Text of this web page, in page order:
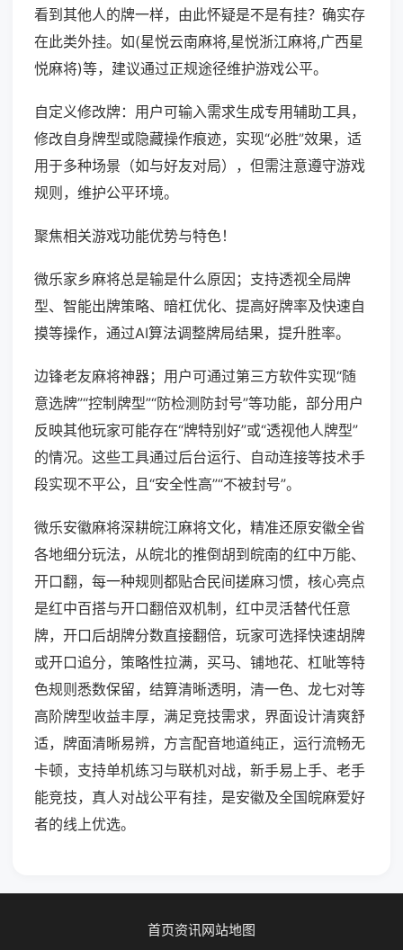
看到其他人的牌一样，由此怀疑是不是有挂？确实存
在此类外挂。如(星悦云南麻将,星悦浙江麻将,广西星
悦麻将)等，建议通过正规途径维护游戏公平。
自定义修改牌：用户可输入需求生成专用辅助工具，
修改自身牌型或隐藏操作痕迹，实现“必胜”效果，适
用于多种场景（如与好友对局），但需注意遵守游戏
规则，维护公平环境。
聚焦相关游戏功能优势与特色！
微乐家乡麻将总是输是什么原因；支持透视全局牌
型、智能出牌策略、暗杠优化、提高好牌率及快速自
摸等操作，通过AI算法调整牌局结果，提升胜率。
边锋老友麻将神器；用户可通过第三方软件实现“随
意选牌”“控制牌型”“防检测防封号”等功能，部分用户
反映其他玩家可能存在“牌特别好”或“透视他人牌型”
的情况。这些工具通过后台运行、自动连接等技术手
段实现不平公，且“安全性高”“不被封号”。
微乐安徽麻将深耕皖江麻将文化，精准还原安徽全省
各地细分玩法，从皖北的推倒胡到皖南的红中万能、
开口翻，每一种规则都贴合民间搓麻习惯，核心亮点
是红中百搭与开口翻倍双机制，红中灵活替代任意
牌，开口后胡牌分数直接翻倍，玩家可选择快速胡牌
或开口追分，策略性拉满，买马、铺地花、杠呲等特
色规则悉数保留，结算清晰透明，清一色、龙七对等
高阶牌型收益丰厚，满足竞技需求，界面设计清爽舒
适，牌面清晰易辨，方言配音地道纯正，运行流畅无
卡顿，支持单机练习与联机对战，新手易上手、老手
能竞技，真人对战公平有挂，是安徽及全国皖麻爱好
者的线上优选。
首页资讯网站地图